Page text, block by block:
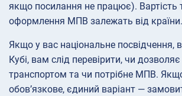
якщо посилання не працює). Вартість
оформлення МПВ залежать від країни.
Якщо у вас національне посвідчення,
Кубі, вам слід перевірити, чи
транспортом та чи потрібне МПВ.
обов’язкове, єдиний варіант —